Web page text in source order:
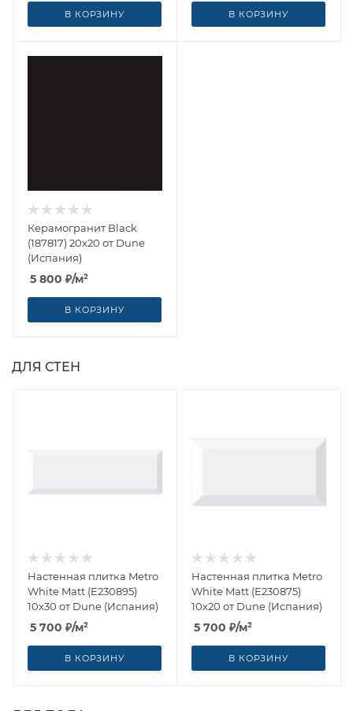
В КОРЗИНУ В КОРЗИНУ
Керамогранит Black
(187817) 20x20 от Dune
(Испания)
5 800 ₽/м²
В КОРЗИНУ
ДЛЯ СТЕН
Настенная плитка Metro
White Matt (E230895)
10x30 от Dune (Испания)
5 700 ₽/м²
В КОРЗИНУ
Настенная плитка Metro
White Matt (E230875)
10x20 от Dune (Испания)
5 700 ₽/м²
В КОРЗИНУ